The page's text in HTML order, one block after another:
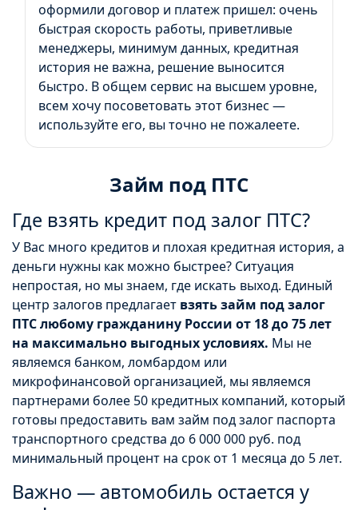
оформили договор и платеж пришел: очень
быстрая скорость работы, приветливые
менеджеры, минимум данных, кредитная
история не важна, решение выносится
быстро. В общем сервис на высшем уровне,
всем хочу посоветовать этот бизнес —
используйте его, вы точно не пожалеете.
Займ под ПТС
Где взять кредит под залог ПТС?
У Вас много кредитов и плохая кредитная история, а
деньги нужны как можно быстрее? Ситуация
непростая, но мы знаем, где искать выход. Единый
центр залогов предлагает взять займ под залог
ПТС любому гражданину России от 18 до 75 лет
на максимально выгодных условиях. Мы не
являемся банком, ломбардом или
микрофинансовой организацией, мы являемся
партнерами более 50 кредитных компаний, который
готовы предоставить вам займ под залог паспорта
транспортного средства до 6 000 000 руб. под
минимальный процент на срок от 1 месяца до 5 лет.
Важно — автомобиль остается у